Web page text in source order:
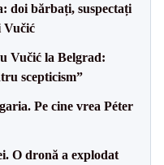
doi bărbați, suspectați
Vučić
Vučić la Belgrad:
scepticism”
Pe cine vrea Péter
O dronă a explodat